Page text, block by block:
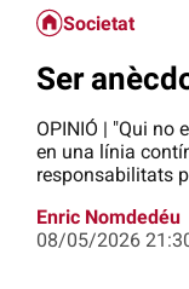
Societat
Ser
OPINIÓ | "Qui no
en una línia
responsabilitats
Enric Nomdedéu
08/05/2026